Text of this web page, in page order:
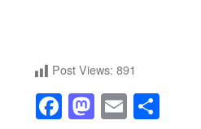
Post Views: 891
Facebook
Mastodon
Email